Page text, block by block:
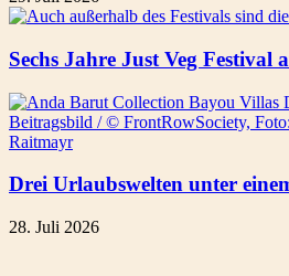
Sechs Jahre Just Veg Festival
Drei Urlaubswelten unter
28. Juli 2026